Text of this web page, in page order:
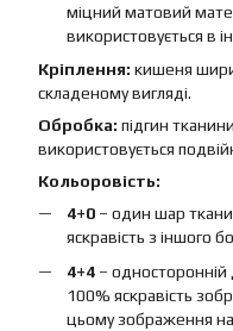
міцний матовий
використовується в
Кріплення: кишеня
складеному вигляді.
Обробка: підгин
використовується
Кольоровість:
4+0 – один шар
яскравість з іншого
4+4 – односторонній
100% яскравість
цьому зображення